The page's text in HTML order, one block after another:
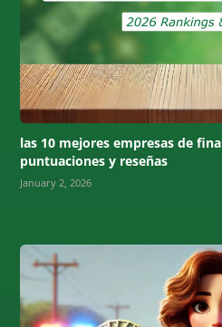
las 10 mejores empresas de
puntuaciones y reseñas
January 2, 2026